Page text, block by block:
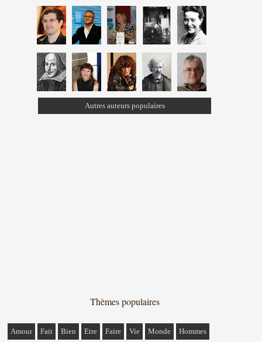
Autres auteurs populaires
Thèmes populaires
Amour Fait Bien Etre Faire Vie Monde Hommes